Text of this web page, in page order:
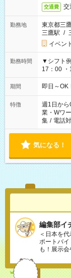
交通費 交
勤務地
東京都三
三鷹駅 /
イベン
勤務時間
▼シフト
17：00 ・13
仕事によ
期間 即日～
特徴 週1日から
業・Wワ
集 / 電話
気になる！
編集部イ
＜日本を
ポートバ
も！展示